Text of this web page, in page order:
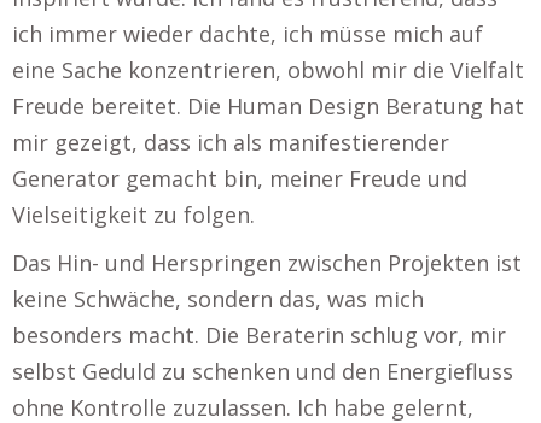
ich immer wieder dachte, ich müsse mich auf
eine Sache konzentrieren, obwohl mir die Vielfalt
Freude bereitet. Die Human Design Beratung hat
mir gezeigt, dass ich als manifestierender
Generator gemacht bin, meiner Freude und
Vielseitigkeit zu folgen.
Das Hin- und Herspringen zwischen Projekten ist
keine Schwäche, sondern das, was mich
besonders macht. Die Beraterin schlug vor, mir
selbst Geduld zu schenken und den Energiefluss
ohne Kontrolle zuzulassen. Ich habe gelernt,